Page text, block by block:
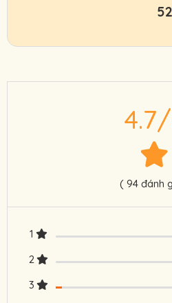
Bạn có thể đặt tour
toán sau khi đã trải
nghiệm tốt nhất cho quý
Chính sách ưu đãi cho
Cam kết giá tour tốt
Liên hệ ngay: 0901
tốt nhất.
( 94 đánh
1
2
3